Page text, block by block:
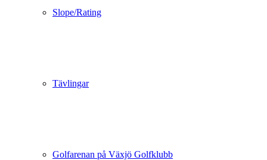
Slope/Rating
Tävlingar
Golfarenan på Växjö Golfklubb